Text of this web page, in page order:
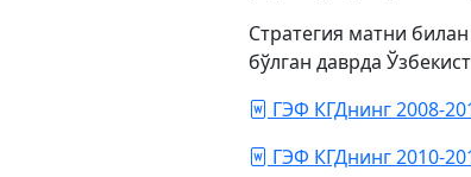
Стратегия матни
бўлган даврда
ГЭФ КГДнинг 2008-
ГЭФ КГДнинг 2010-